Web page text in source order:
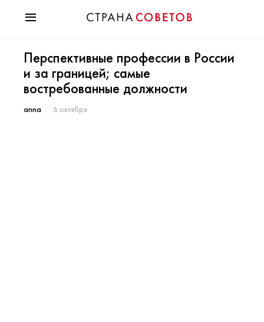
Мода
Звезды
Гороскопы
Здоровье
Перспективные профессии в России
и за границей; самые
востребованные должности
anna 6 октября